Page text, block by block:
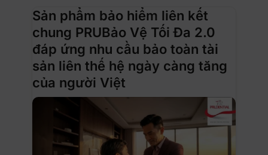
Sản phẩm bảo hiểm liên kết
chung PRUBảo Vệ Tối Đa 2.0
đáp ứng nhu cầu bảo toàn tài
sản liên thế hệ ngày càng tăng
của người Việt